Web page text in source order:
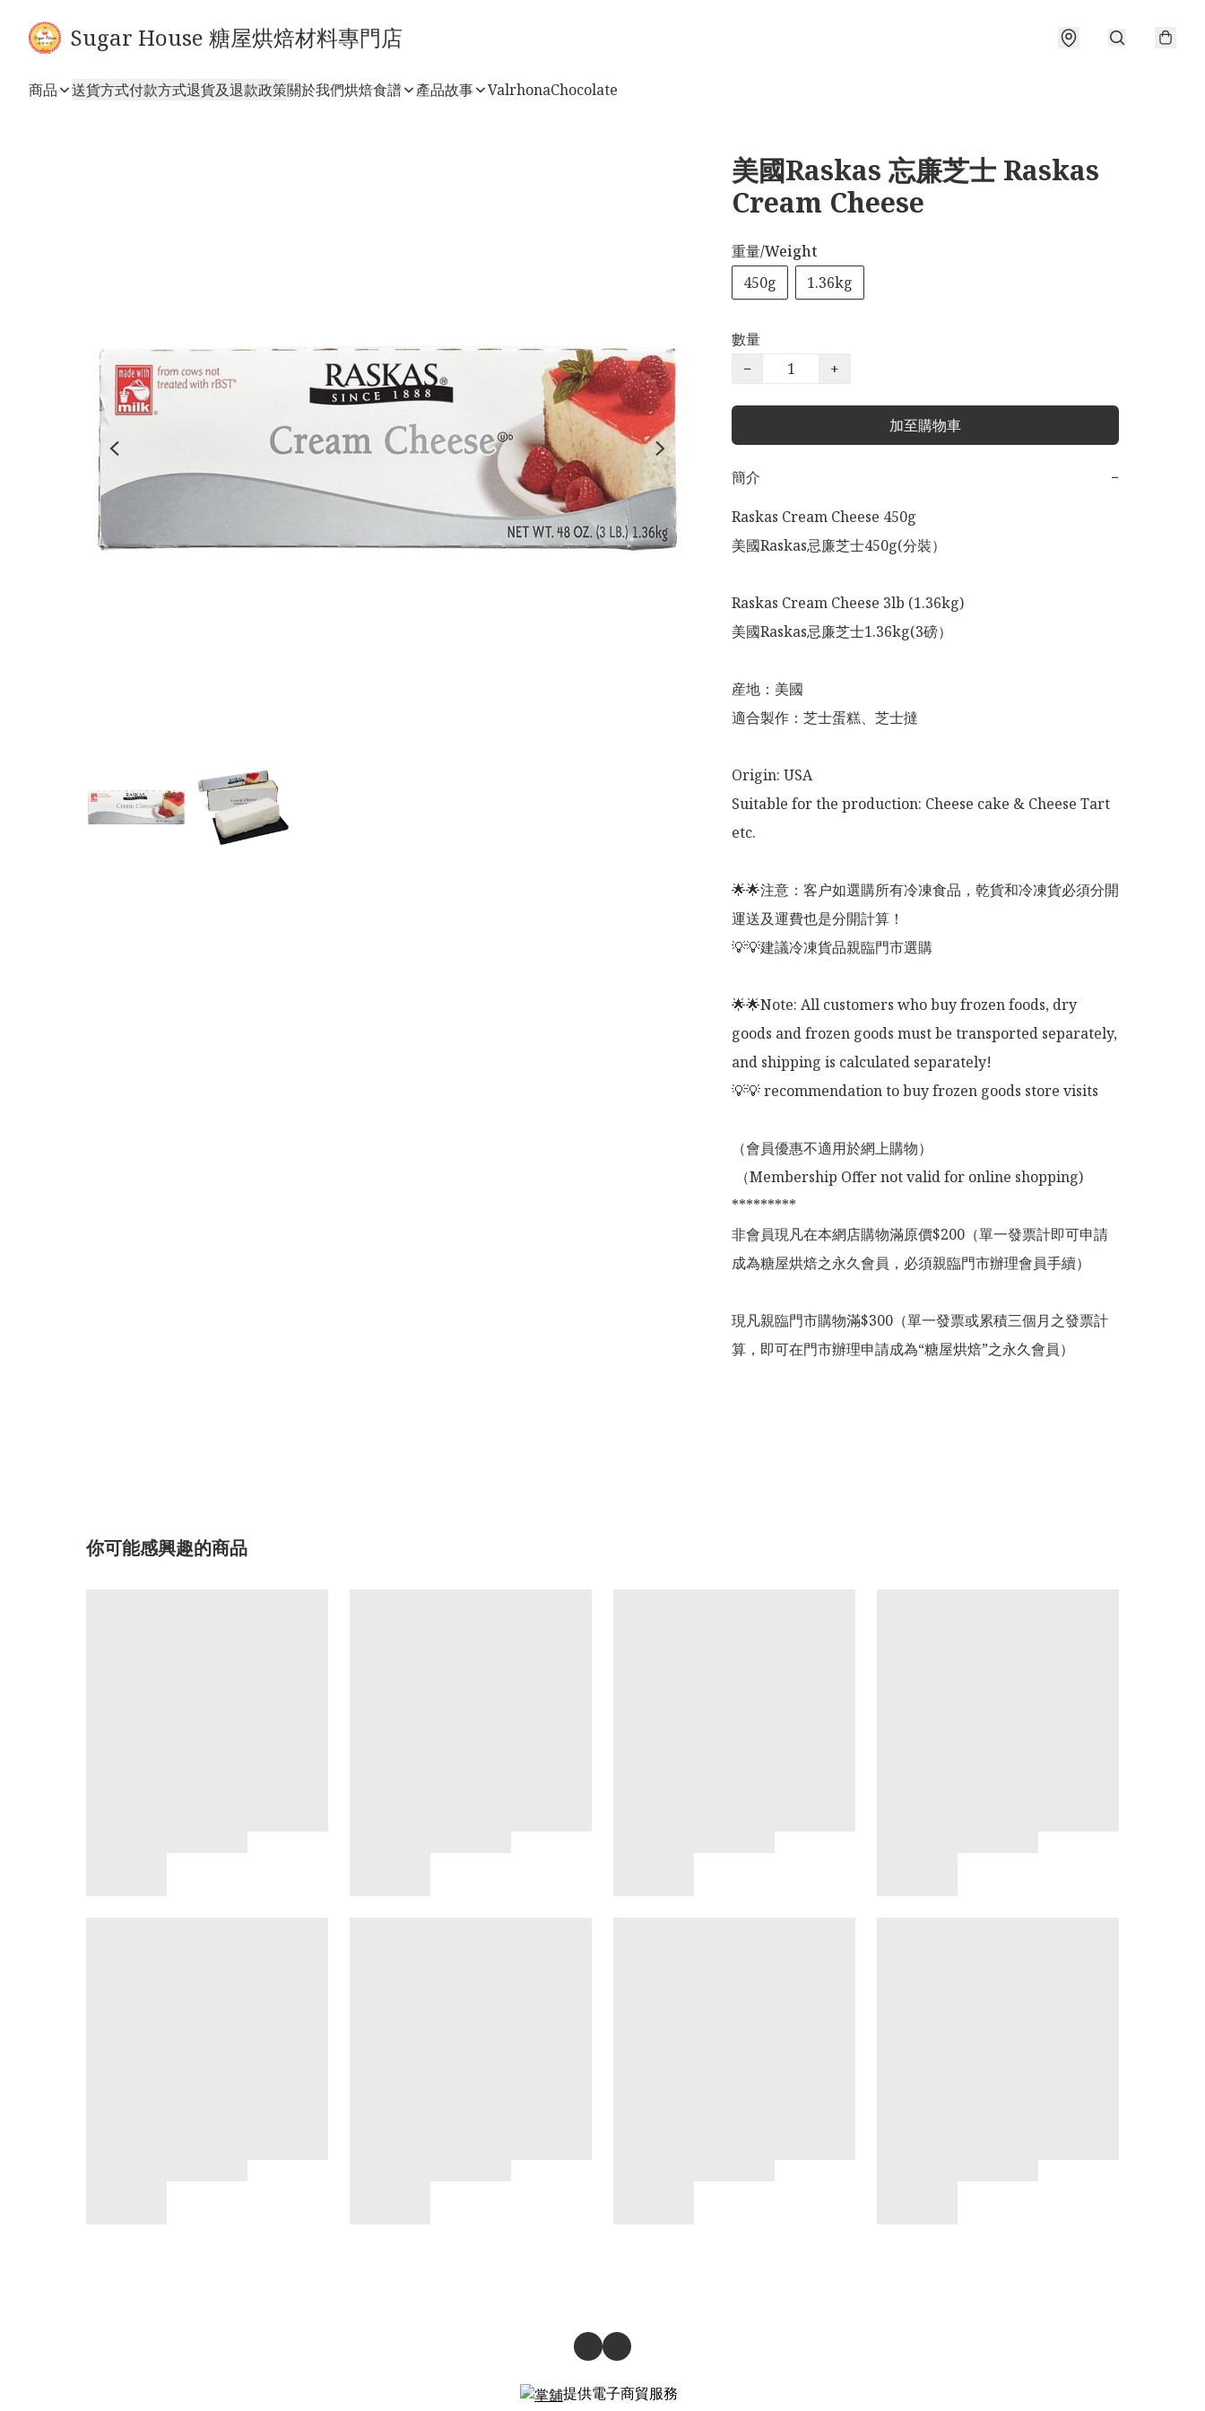
Sugar House 糖屋烘焙材料專門店
商品 送貨方式付款方式退貨及退款政策關於我們烘焙食譜 產品故事 ValrhonaChocolate
美國Raskas 忘廉芝士 Raskas
Cream Cheese
重量/Weight
450g
1.36kg
數量
−
+
加至購物車
簡介
−
Raskas Cream Cheese 450g
美國Raskas忌廉芝士450g(分裝）
Raskas Cream Cheese 3lb (1.36kg)
美國Raskas忌廉芝士1.36kg(3磅）
産地：美國
適合製作：芝士蛋糕、芝士撻
Origin: USA
Suitable for the production: Cheese cake & Cheese Tart
etc.
🌟🌟注意：客户如選購所有冷凍食品，乾貨和冷凍貨必須分開
運送及運費也是分開計算！
💡💡建議冷凍貨品親臨門市選購
🌟🌟Note: All customers who buy frozen foods, dry
goods and frozen goods must be transported separately,
and shipping is calculated separately!
💡💡 recommendation to buy frozen goods store visits
（會員優惠不適用於網上購物）
*********
非會員現凡在本網店購物滿原價$200（單一發票計即可申請
成為糖屋烘焙之永久會員，必須親臨門市辦理會員手續）
現凡親臨門市購物滿$300（單一發票或累積三個月之發票計
算，即可在門市辦理申請成為“糖屋烘焙”之永久會員）
你可能感興趣的商品
提供電子商貿服務